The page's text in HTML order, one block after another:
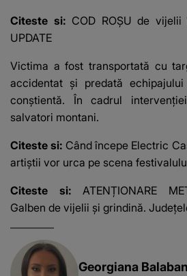
Citeste si: COD ROȘU de
UPDATE
Victima a fost transportată cu
accidentat şi predată
conştientă. În cadrul
salvatori montani.
Citeste si: Când începe Electric
artiştii vor urca pe scena
Citeste si: ATENȚIONARE
Galben de vijelii și grindină.
Georgiana Balaban